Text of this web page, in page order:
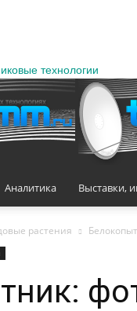
технологии
Аналитика Выставки,
растения